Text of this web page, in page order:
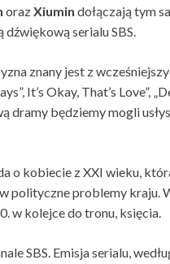
orazXiumin dołączają tym
dźwiękową serialu SBS.
znany jest z
It’s Okay, That’s Love”,
dramy będziemy mogli
o kobiecie z XXI wieku,
polityczne problemy kraju.
w kolejce do tronu, księcia.
SBS. Emisja serialu,